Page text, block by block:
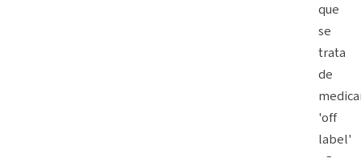
que
se
trata
de
'off
label'